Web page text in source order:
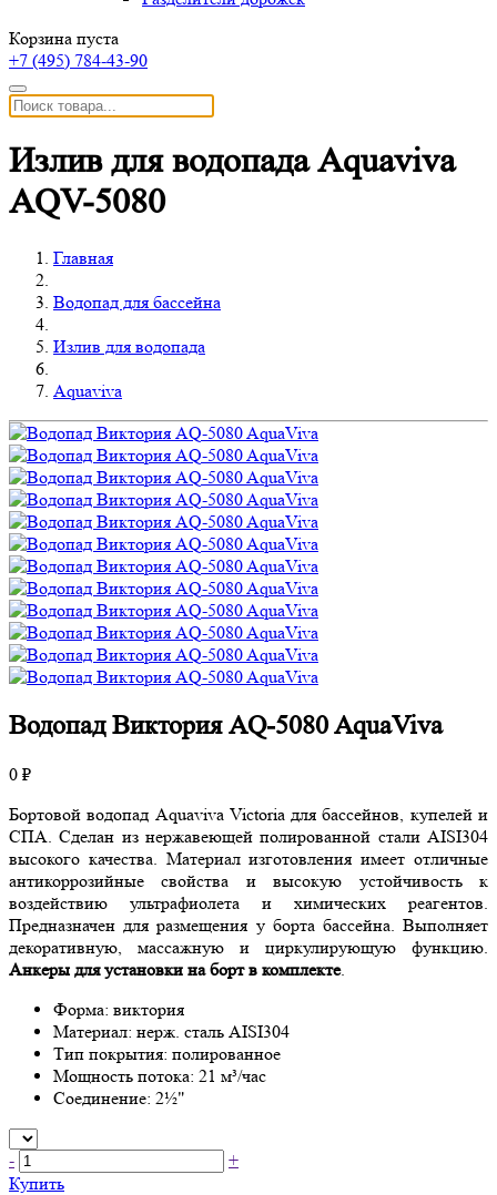
Корзина пуста
+7 (495) 784-43-90
Излив для водопада Aquaviva
AQV-5080
Главная
Водопад для бассейна
Излив для водопада
Aquaviva
Водопад Виктория AQ-5080 AquaViva
0 ₽
Бортовой водопад Aquaviva Victoria для бассейнов, купелей и
СПА. Сделан из нержавеющей полированной стали AISI304
высокого качества. Материал изготовления имеет отличные
антикоррозийные свойства и высокую устойчивость к
воздействию ультрафиолета и химических реагентов.
Предназначен для размещения у борта бассейна. Выполняет
декоративную, массажную и циркулирующую функцию.
Анкеры для установки на борт в комплекте.
Форма: виктория
Материал: нерж. сталь AISI304
Тип покрытия: полированное
Мощность потока: 21 м³/час
Соединение: 2½"
-
+
Купить